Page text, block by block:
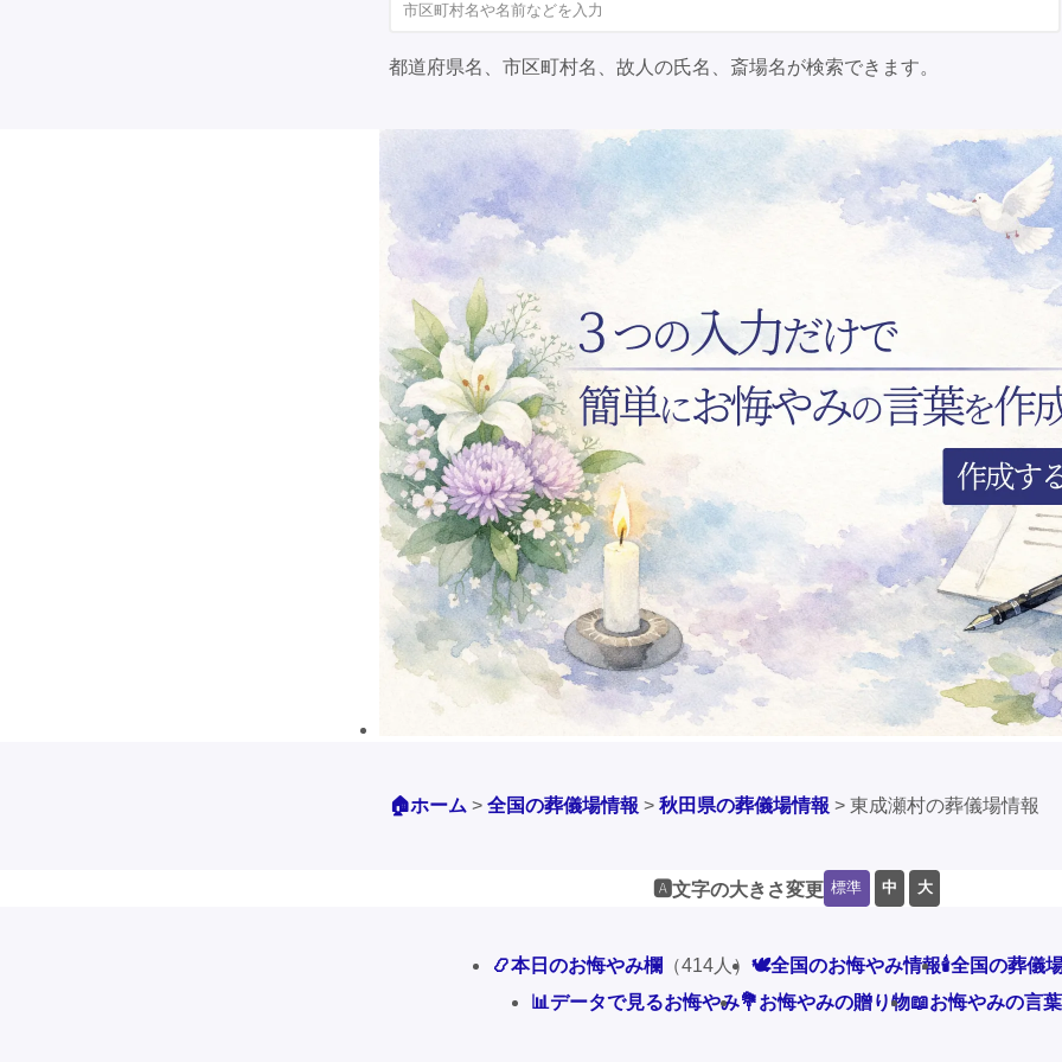
都道府県名、市区町村名、故人の氏名、斎場名が検索できます。
🏠ホーム > 全国の葬儀場情報 > 秋田県の葬儀場情報 > 東成瀬村の葬儀場情報
🅰️文字の大きさ変更 標準 中 大
📿本日のお悔やみ欄 （414人） 🕊️全国のお悔やみ情報🕯️全国の葬儀
📊データで見るお悔やみ💐お悔やみの贈り物📖お悔やみの言葉